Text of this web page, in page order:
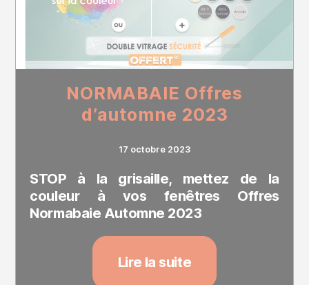
NORMABAIE Offres
d’automne 2023
17 octobre 2023
STOP à la grisaille, mettez de la
couleur à vos fenêtres Offres
Normabaie Automne 2023
Lire la suite